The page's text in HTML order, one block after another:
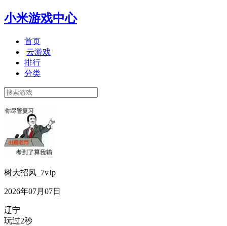
小米游戏中心
首页
云游戏
排行
分类
树大招风_7vJp
2026年07月07日
辽宁
玩过2秒